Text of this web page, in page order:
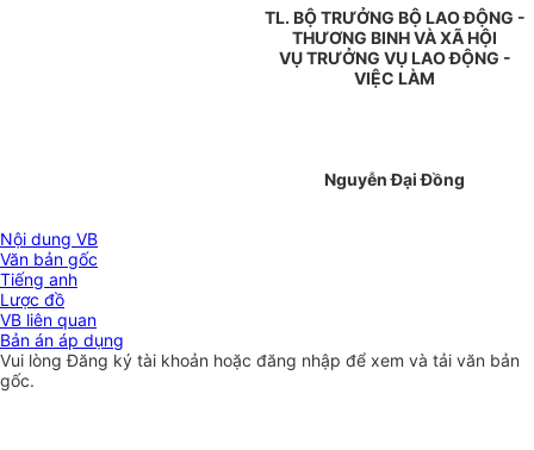
TL. BỘ TRƯỞNG BỘ LAO ĐỘNG -
THƯƠNG BINH VÀ XÃ HỘI
VỤ TRƯỞNG VỤ LAO ĐỘNG -
VIỆC LÀM
Nguyễn Đại Đồng
Nội dung VB
Văn bản gốc
Tiếng anh
Lược đồ
VB liên quan
Bản án áp dụng
Vui lòngĐăng ký tài khoản hoặc đăng nhập để xem và tải văn bản
gốc.